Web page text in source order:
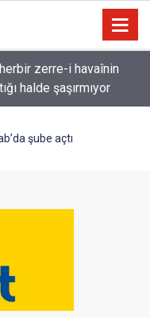
zerre-i havaînin
halde şaşırmıyor
onlardan biri
şube açtı